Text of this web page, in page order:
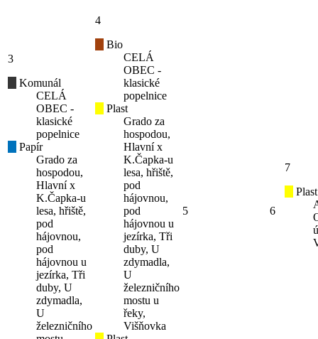
3
Komunál
CELÁ
OBEC -
klasické
popelnice
Papír
Grado za
hospodou,
Hlavní x
K.Čapka-u
lesa, hřiště,
pod
hájovnou,
pod
hájovnou u
jezírka, Tři
duby, U
zdymadla,
U
železničního
4
Bio
CELÁ
OBEC -
klasické
popelnice
Plast
Grado za
hospodou,
Hlavní x
K.Čapka-u
lesa, hřiště,
pod
hájovnou,
pod
hájovnou u
jezírka, Tři
duby, U
zdymadla,
U
železničního
mostu u
řeky,
Višňovka
5 6
7
Plast